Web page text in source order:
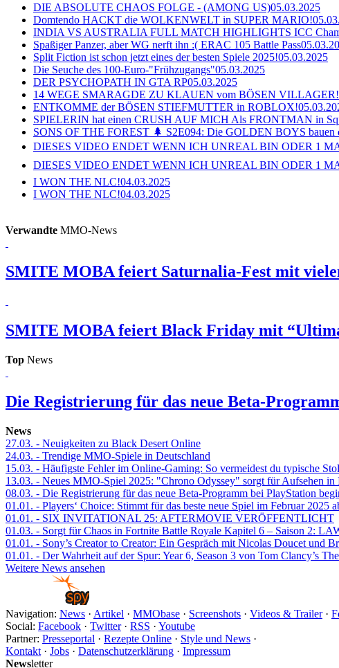
DIE ABSOLUTE CHAOS FOLGE - (AMONG US)05.03.2025
Domtendo HACKT die WOLKENWELT in SUPER MARIO!
INDIA VS AUSTRALIA FULL MATCH HIGHLIGHTS ICC
Spaßiger Panzer, aber WG nerft ihn :( ERAC 105 Battle Pass
Split Fiction ist schon jetzt eines der besten Spiele 2025!05.03.2025
Die Seuche des 100-Euro-"Frühzugangs"05.03.2025
DER PSYCHOPATH IN GTA RP05.03.2025
14 WEGE SMARAGDE ZU KLAUEN vom BÖSEN VILLAGER!
ENTKOMME der BÖSEN STIEFMUTTER in ROBLOX!
SPIELERIN hat einen CRUSH AUF MICH Als FRONTMAN in
SONS OF THE FOREST 🌲 S2E094: Die GOLDEN BOYS
DIESES VIDEO ENDET WENN ICH UNREAL BIN ODER 1
DIESES VIDEO ENDET WENN ICH UNREAL BIN ODER 1
I WON THE NLC!04.03.2025
I WON THE NLC!04.03.2025
Verwandte MMO-News
SMITE MOBA feiert Saturnalia-Fest mit
SMITE MOBA feiert Black Friday mit
Top News
Die Registrierung für das neue Beta-
News
27.03. - Neuigkeiten zu Black Desert Online
24.03. - Trendige MMO-Spiele in Deutschland
15.03. - Häufigste Fehler im Online-Gaming: So vermeidest du typische
13.03. - Neues MMO-Spiel 2025: "Chrono Odyssey" sorgt für Aufsehen in
08.03. - Die Registrierung für das neue Beta-Programm bei PlayStation
01.01. - Players‘ Choice: Stimmt für das beste neue Spiel im Februar 2025
01.01. - SIX INVITATIONAL 25: AFTERMOVIE VERÖFFENTLICHT
01.03. - Sorgt für Chaos in Fortnite Battle Royale Kapitel 6 – Saison 2:
01.01. - Sony’s Creator to Creator: Ein Gespräch mit Nicolas Doucet und
01.01. - Der Wahrheit auf der Spur: Year 6, Season 3 von Tom Clancy’s
Weitere News ansehen
Navigation: News · Artikel · MMObase · Screenshots · Videos & Trailer·
Social: Facebook · Twitter· RSS · Youtube
Partner: Presseportal · Rezepte Online · Style und News ·
Kontakt · Jobs · Datenschutzerklärung · Impressum
Newsletter